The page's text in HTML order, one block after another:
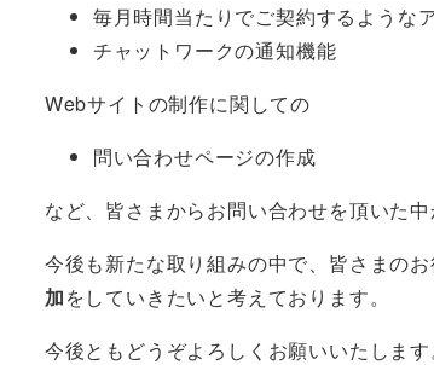
毎月時間当たりでご契約するような
チャットワークの通知機能
Webサイトの制作に関しての
問い合わせページの作成
など、皆さまからお問い合わせを頂いた
今後も新たな取り組みの中で、皆さまの
加をしていきたいと考えております。
今後ともどうぞよろしくお願いいたします